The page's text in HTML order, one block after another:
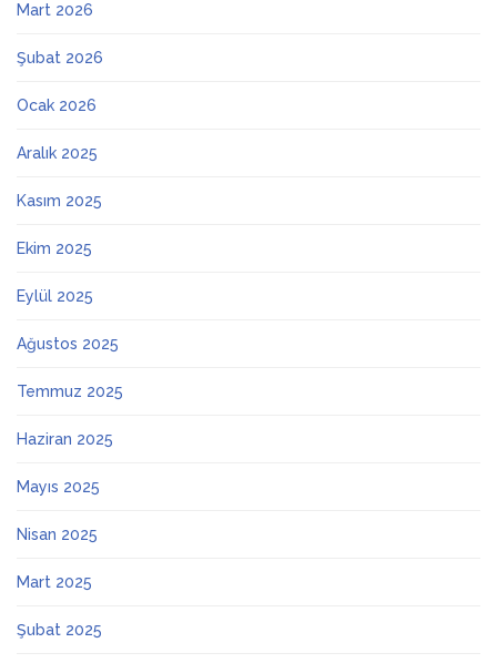
Mart 2026
Şubat 2026
Ocak 2026
Aralık 2025
Kasım 2025
Ekim 2025
Eylül 2025
Ağustos 2025
Temmuz 2025
Haziran 2025
Mayıs 2025
Nisan 2025
Mart 2025
Şubat 2025